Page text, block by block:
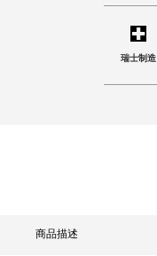
瑞士制造
商品描述